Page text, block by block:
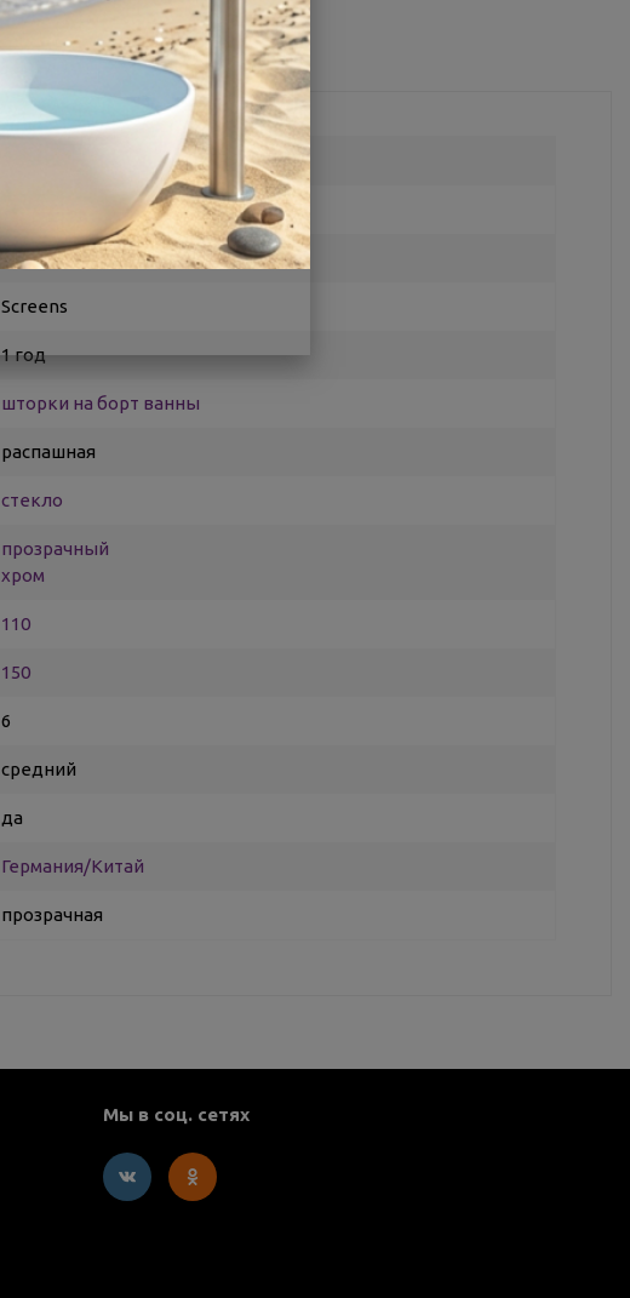
RGW
Screens
1 год
шторки на борт ванны
распашная
стекло
прозрачный
хром
110
150
6
средний
да
Германия/Китай
прозрачная
Мы в соц. сетях